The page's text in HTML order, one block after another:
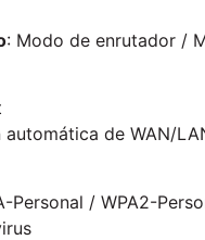
: Modo de enrutador /
de WAN/
Personal / WPA2-